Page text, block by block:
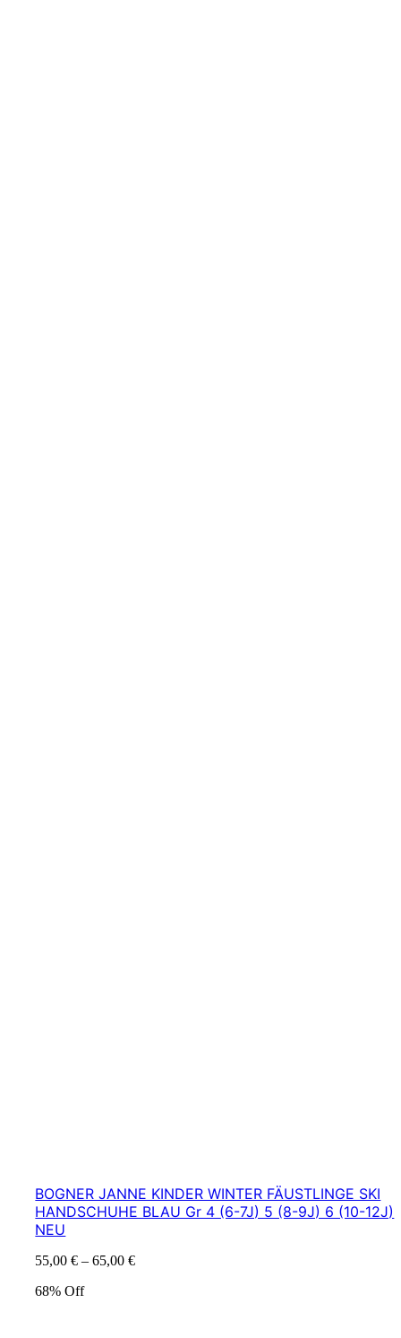
BOGNER JANNE KINDER WINTER FÄUSTLINGE SKI
HANDSCHUHE BLAU Gr 4 (6-7J) 5 (8-9J) 6 (10-12J)
NEU
55,00€ –65,00€
68% Off